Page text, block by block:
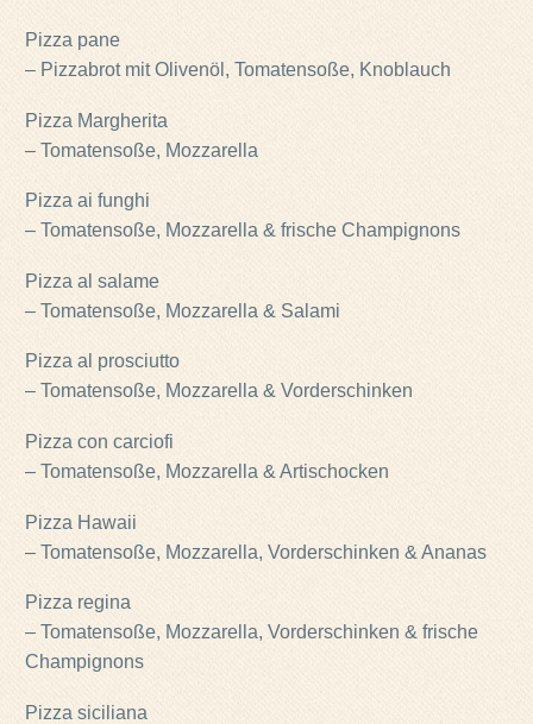
Pizza pane
– Pizzabrot mit Olivenöl, Tomatensoße, Knoblauch
Pizza Margherita
– Tomatensoße, Mozzarella
Pizza ai funghi
– Tomatensoße, Mozzarella & frische Champignons
Pizza al salame
– Tomatensoße, Mozzarella & Salami
Pizza al prosciutto
– Tomatensoße, Mozzarella & Vorderschinken
Pizza con carciofi
– Tomatensoße, Mozzarella & Artischocken
Pizza Hawaii
– Tomatensoße, Mozzarella, Vorderschinken & Ananas
Pizza regina
– Tomatensoße, Mozzarella, Vorderschinken & frische
Champignons
Pizza siciliana